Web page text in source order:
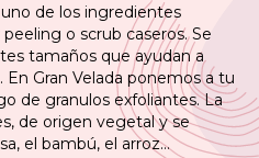
de los ingredientes
o scrub caseros. Se
tamaños que ayudan a
Gran Velada ponemos a tu
de granulos exfoliantes. La
de origen vegetal y se
el bambú, el arroz…